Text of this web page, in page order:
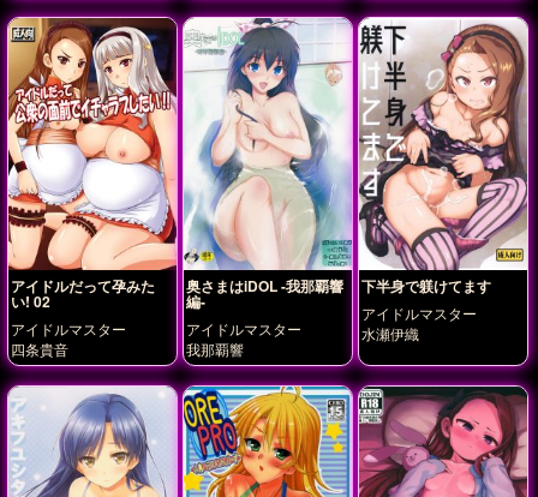
アイドルだって孕みた
い! 02
アイドルマスター
四条貴音
奥さまはiDOL -我那覇響
編-
アイドルマスター
我那覇響
下半身で躾けてます
アイドルマスター
水瀬伊織